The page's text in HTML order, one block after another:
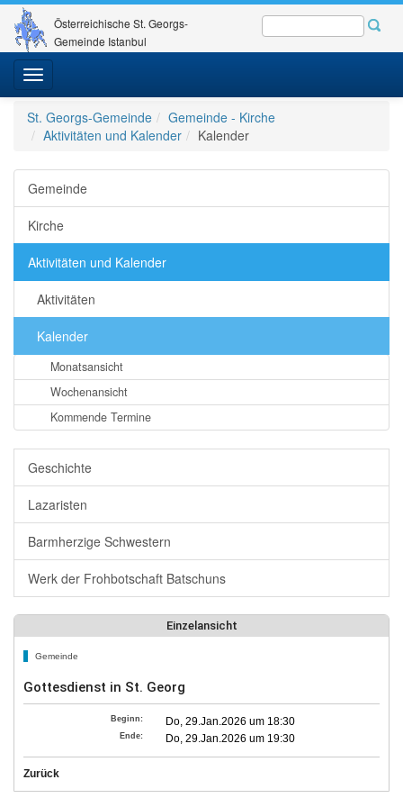
Österreichische St. Georgs-
Gemeinde Istanbul
Toggle
navigation
St. Georgs-Gemeinde
Gemeinde - Kirche
Aktivitäten und Kalender
Kalender
Gemeinde
Kirche
Aktivitäten und Kalender
Aktivitäten
Kalender
Monatsansicht
Wochenansicht
Kommende Termine
Geschichte
Lazaristen
Barmherzige Schwestern
Werk der Frohbotschaft Batschuns
Einzelansicht
Gemeinde
Gottesdienst in St. Georg
Beginn: Do, 29.Jan.2026 um 18:30
Ende: Do, 29.Jan.2026 um 19:30
Zurück